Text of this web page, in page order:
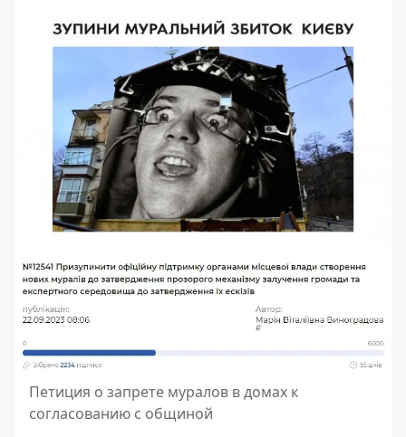
Петиция о запрете муралов в домах к
согласованию с общиной